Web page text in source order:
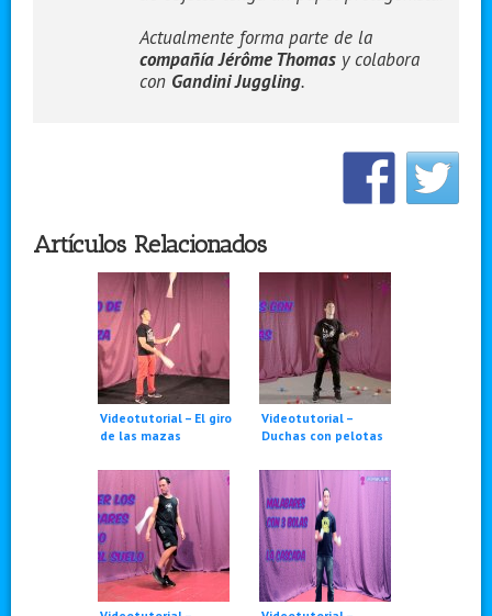
Actualmente forma parte de la
compañía Jérôme Thomas y colabora
con Gandini Juggling.
Artículos Relacionados
Videotutorial – El giro
de las mazas
Videotutorial –
Duchas con pelotas